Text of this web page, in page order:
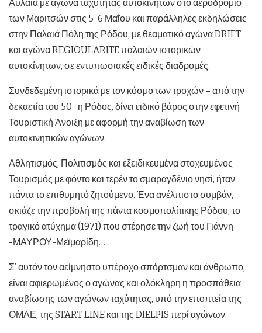
Αυλαία με αγώνα ταχύτητας αυτοκινήτων στο αεροδρόμιο
των Μαριτσών στις 5-6 Μαΐου και παράλληλες εκδηλώσεις
στην Παλαιά Πόλη της Ρόδου, με θεαματικό αγώνα DRIFT
και αγώνα REGIOULARITE παλαιών ιστορικών
αυτοκίνητων, σε εντυπωσιακές ειδικές διαδρομές.
Συνδεδεμένη ιστορικά με τον κόσμο των τροχών – από την
δεκαετία του 50- η Ρόδος, δίνει ειδικό βάρος στην εφετινή
Τουριστική Άνοιξη με αφορμή την αναβίωση των
αυτοκινητικών αγώνων.
Αθλητισμός, Πολιτισμός και εξειδικευμένα στοχευμένος
Τουρισμός με φόντο και τερέν το σμαραγδένιο νησί, ήταν
πάντα το επιθυμητό ζητούμενο. Ένα ανέλπιστο συμβάν,
σκιάζε την προβολή της πάντα κοσμοπολίτικης Ρόδου, το
τραγικό ατύχημα (1971) που στέρησε την ζωή του Γιάννη
-ΜΑΥΡΟΥ-Μεϊμαρίδη…
Σ’ αυτόν τον αείμνηστο υπέροχο σπόρτσμαν και άνθρωπο,
είναι αφιερωμένος ο αγώνας και ολόκληρη η προσπάθεια
αναβίωσης των αγώνων ταχύτητας, υπό την εποπτεία της
ΟΜΑΕ, της START LINE και της DIELPIS περί αγώνων.